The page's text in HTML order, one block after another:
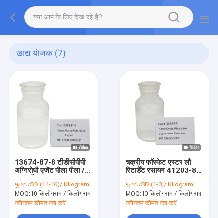
खाद्य योजक (7)
13674-87-8 टीडीसीपीपी
अग्निरोधी एजेंट पीला पीला /
मूल्य:USD (14-16)/ Kilogram
MOQ:10 किलोग्राम / किलोग्राम
नवीनतम कीमत पता करें
चक्रीय फॉस्फेट एस्टर लौ
रिटार्डेंट रसायन 41203-81-
मूल्य:USD (1-3)/ Kilogram
MOQ:10 किलोग्राम / किलोग्राम
नवीनतम कीमत पता करें